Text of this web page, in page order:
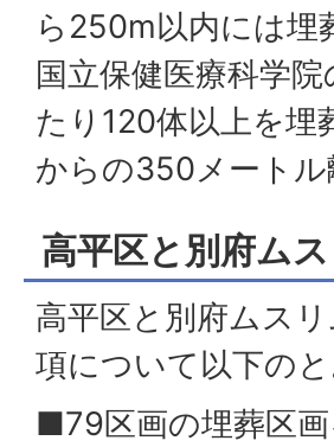
ら250m以内には埋
国立保健医療科学
たり120体以上を埋
からの350メート
高平区と別府ム
高平区と別府ムス
項について以下の
■79区画の埋葬区